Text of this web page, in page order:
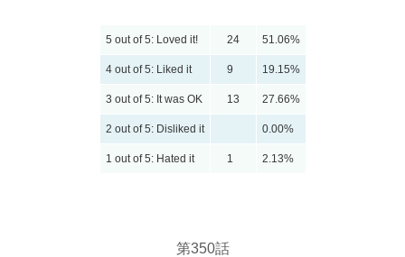
5 out of 5: Loved it! 24 51.06%
4 out of 5: Liked it 9 19.15%
3 out of 5: It was OK 13 27.66%
2 out of 5: Disliked it 0.00%
1 out of 5: Hated it 1 2.13%
第350話